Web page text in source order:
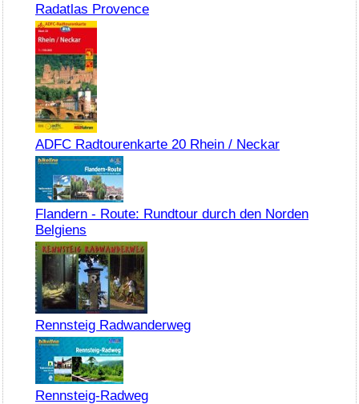
Radatlas Provence
ADFC Radtourenkarte 20 Rhein / Neckar
Flandern - Route: Rundtour durch den Norden
Belgiens
Rennsteig Radwanderweg
Rennsteig-Radweg